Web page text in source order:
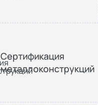
Сертификация
металлоконструкций